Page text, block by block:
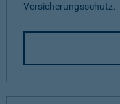
Versicherungsschutz.